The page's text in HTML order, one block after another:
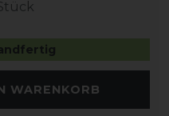
WARENKORB